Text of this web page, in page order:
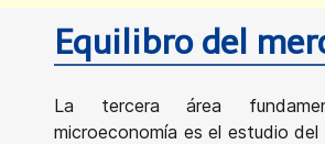
Equilibro del
La tercera área
microeconomía es el estudio del